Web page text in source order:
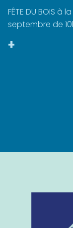
FÊTE DU BOIS
septembre de
+